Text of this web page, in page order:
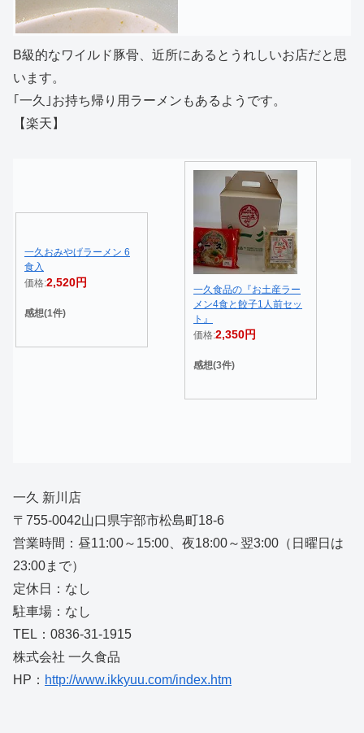
B級的なワイルド豚骨、近所にあるとうれしいお店だと思
います。
｢一久｣お持ち帰り用ラーメンもあるようです。
【楽天】
一久おみやげラーメン 6
食入
価格:2,520円
感想(1件)
一久食品の『お土産ラー
メン4食と餃子1人前セッ
ト』
価格:2,350円
感想(3件)
一久 新川店
〒755-0042山口県宇部市松島町18-6
営業時間：昼11:00～15:00、夜18:00～翌3:00（日曜日は
23:00まで）
定休日：なし
駐車場：なし
TEL：0836-31-1915
株式会社 一久食品
HP： http://www.ikkyuu.com/index.htm